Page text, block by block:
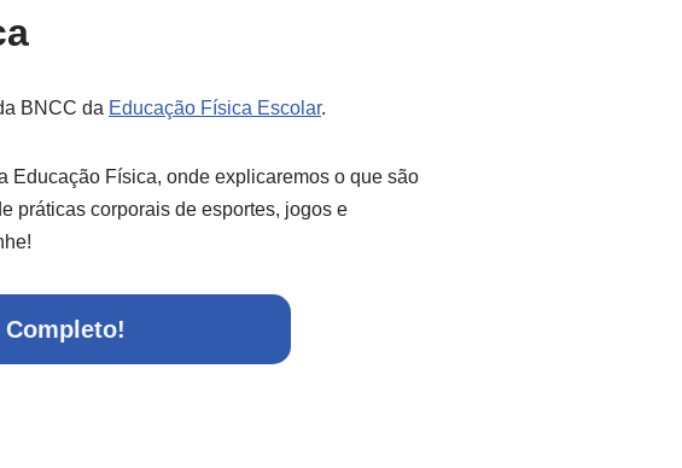
BNCC da Educação Física Escolar.
Educação Física, onde explicaremos o que são
práticas corporais de esportes, jogos e